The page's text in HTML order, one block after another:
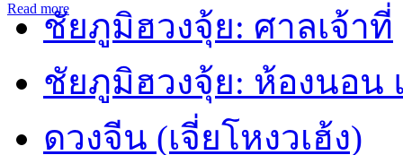
Read moreชัยภูมิฮวงจุ้ย: ศาลเจ้าที่
ชัยภูมิฮวงจุ้ย: ห้องนอน
ดวงจีน (เจี่ยโหงวเฮ้ง)